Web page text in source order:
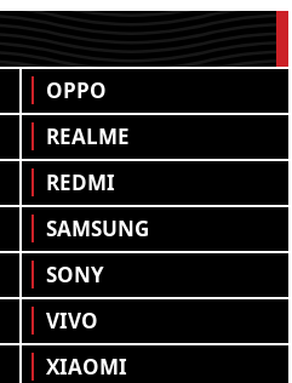
OPPO
REALME
REDMI
SAMSUNG
SONY
VIVO
XIAOMI